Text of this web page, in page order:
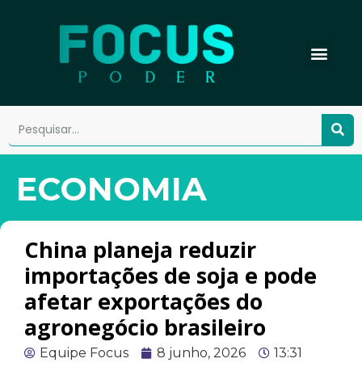
ECONOMIA
China planeja reduzir
importações de soja e pode
afetar exportações do
agronegócio brasileiro
Equipe Focus 8 junho, 2026 13:31